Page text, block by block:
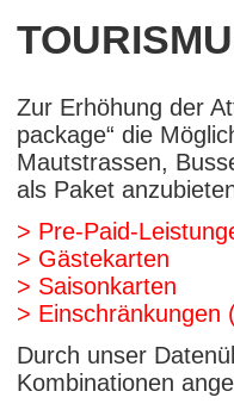
Zur Erhöhung der
package“ die
Mautstrassen,
als Paket
> Pre-Paid-
> Gästekarten
> Saisonkarten
> Einschränkungen
Durch unser
Kombinationen